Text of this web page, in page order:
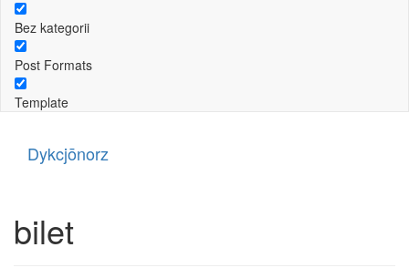
Bez kategorii
Post Formats
Template
Dykcjōnorz
bilet